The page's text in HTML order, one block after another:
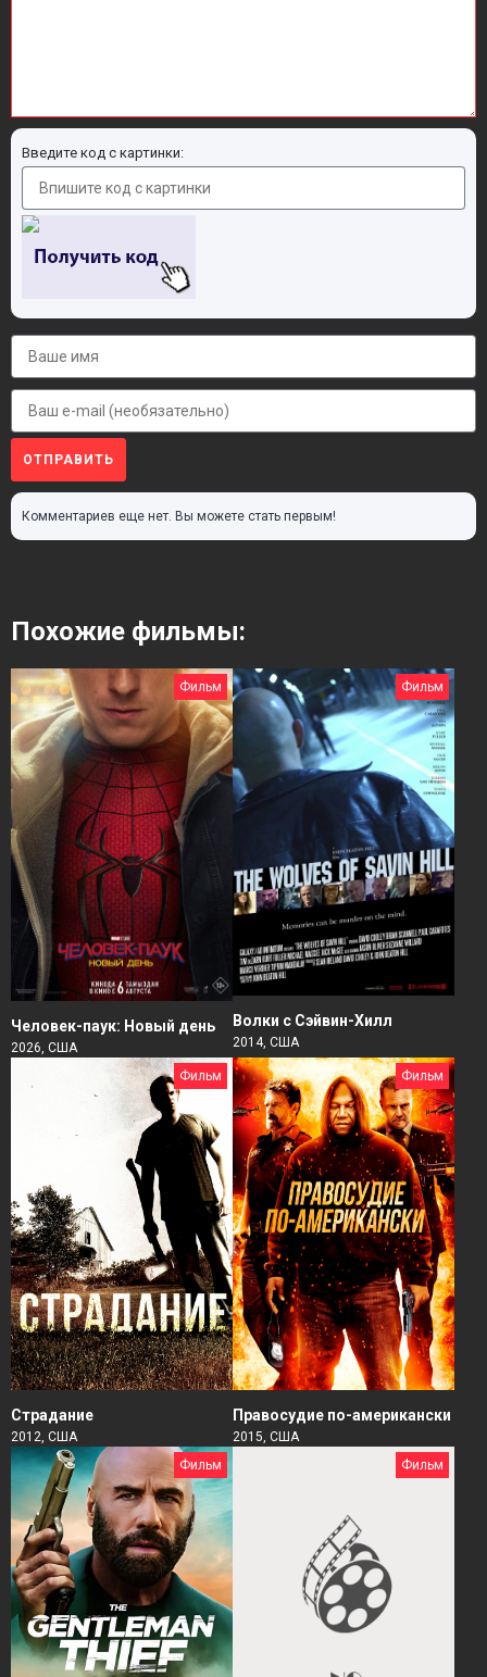
Введите код с картинки:
ОТПРАВИТЬ
Комментариев еще нет. Вы можете стать первым!
Похожие фильмы:
Фильм
Человек-паук: Новый день
2026, США
Фильм
Волки с Сэйвин-Хилл
2014, США
Фильм
Страдание
2012, США
Фильм
Правосудие по-американски
2015, США
Фильм
Фильм